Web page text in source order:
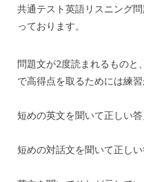
共通テスト英語リスニング
っております。
問題文が2度読まれるものと
で高得点を取るためには練習
短めの英文を聞いて正しい答
短めの対話文を聞いて正しい